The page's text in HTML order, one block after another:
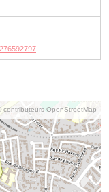
contributeurs OpenStreetMap